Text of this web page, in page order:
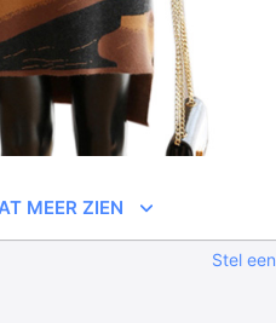
MEER ZIEN
Stel